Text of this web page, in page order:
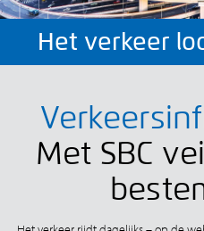
Het verkeer
Met SBC